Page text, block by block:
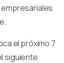
el próximo 7
siguiente